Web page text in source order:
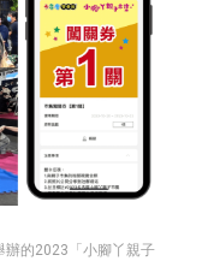
辦的2023「小腳丫親子